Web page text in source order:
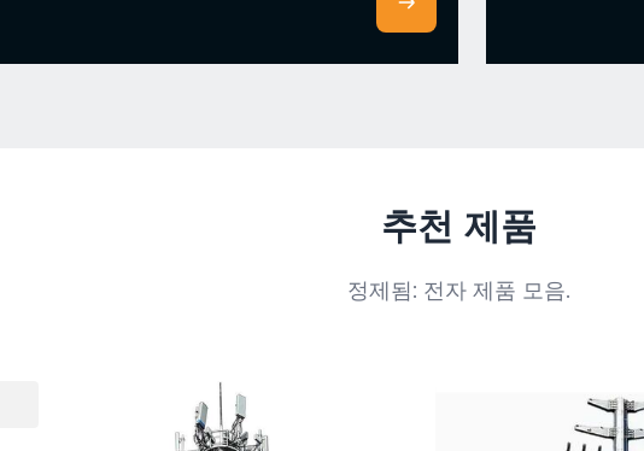
추천 제품
정제됨: 전자 제품 모음.